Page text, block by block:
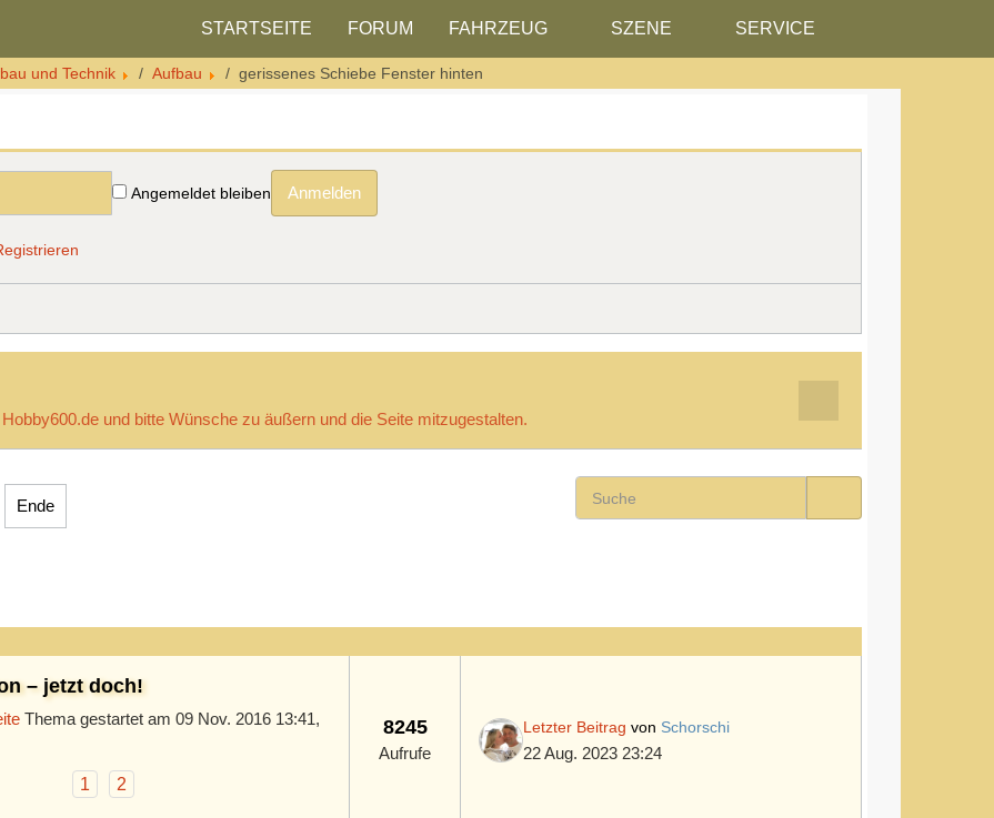
STARTSEITE FORUM FAHRZEUG SZENE SERVICE
und Technik Aufbau gerissenes Schiebe Fenster hinten
Angemeldet bleiben Anmelden
und bitte Wünsche zu äußern und die Seite mitzugestalten.
Ende
– jetzt doch!
Thema gestartet am 09 Nov. 2016 13:41,
1 2
8245
Aufrufe
Letzter Beitrag von Schorschi
22 Aug. 2023 23:24